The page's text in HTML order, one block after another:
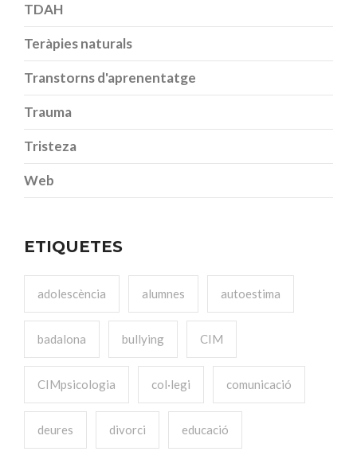
TDAH
Teràpies naturals
Transtorns d'aprenentatge
Trauma
Tristeza
Web
ETIQUETES
adolescència alumnes autoestima
badalona bullying CIM
CIMpsicologia col·legi comunicació
deures divorci educació